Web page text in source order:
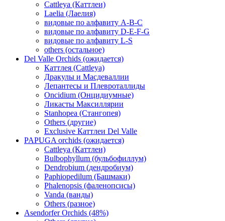
Cattleya (Каттлеи)
Laelia (Лаелия)
видовые по алфавиту A-B-C
видовые по алфавиту D-E-F-G
видовые по алфавиту L-S
others (остальное)
Del Valle Orchids (ожидается)
Каттлея (Cattleya)
Дракулы и Масдеваллии
Лепантесы и Плевроталлиды
Oncidium (Онцидиумные)
Ликасты Максиллярии
Stanhopea (Стангопея)
Others (другие)
Exclusive Каттлеи Del Valle
PAPUGA orchids (ожидается)
Cattleya (Каттлеи)
Bulbophyllum (бульбофиллум)
Dendrobium (дендробиум)
Paphiopedilum (Башмаки)
Phalenopsis (фаленопсисы)
Vanda (ванды)
Others (разное)
Asendorfer Orchids (48%)